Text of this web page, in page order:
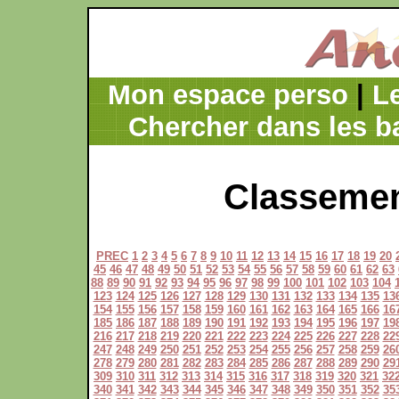
Mon espace perso
Chercher dans les
PREC 1 2 3 4 5 6 7 8 9 10 11 12 13 14 15 16 17 18 19 20
45 46 47 48 49 50 51 52 53 54 55 56 57 58 59 60 61 62 63
88 89 90 91 92 93 94 95 96 97 98 99 100 101 102 103 104
123 124 125 126 127 128 129 130 131 132 133 134 135
154 155 156 157 158 159 160 161 162 163 164 165 166
185 186 187 188 189 190 191 192 193 194 195 196 197
216 217 218 219 220 221 222 223 224 225 226 227 228
247 248 249 250 251 252 253 254 255 256 257 258 259
278 279 280 281 282 283 284 285 286 287 288 289 290
309 310 311 312 313 314 315 316 317 318 319 320 321
340 341 342 343 344 345 346 347 348 349 350 351 352